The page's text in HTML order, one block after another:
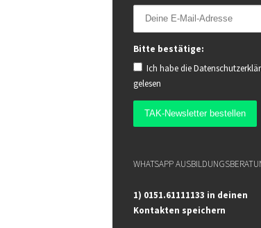
Bitte bestätige:
Ich habe die
gelesen
WHATSAPP
1) 0151.61111133 in deinen
Kontakten speichern